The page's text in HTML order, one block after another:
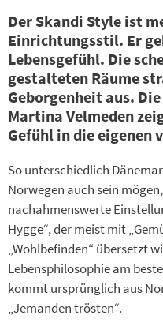
Der Skandi Style ist
Einrichtungsstil. Er
Lebensgefühl. Die
gestalteten Räume
Geborgenheit aus.
Martina Velmeden
Gefühl in die eigenen
So unterschiedlich
Norwegen auch sein
nachahmenswerte
Hygge“, der meist mit
„Wohlbefinden“ übersetzt
Lebensphilosophie am
kommt ursprünglich aus
„Jemanden trösten“.